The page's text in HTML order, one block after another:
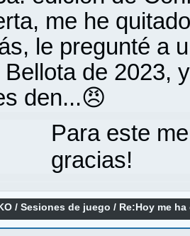
me he
le pregunté a
de 2023,
den...😠
Para este
gracias!
/Sesiones de juego / Re:Hoy me